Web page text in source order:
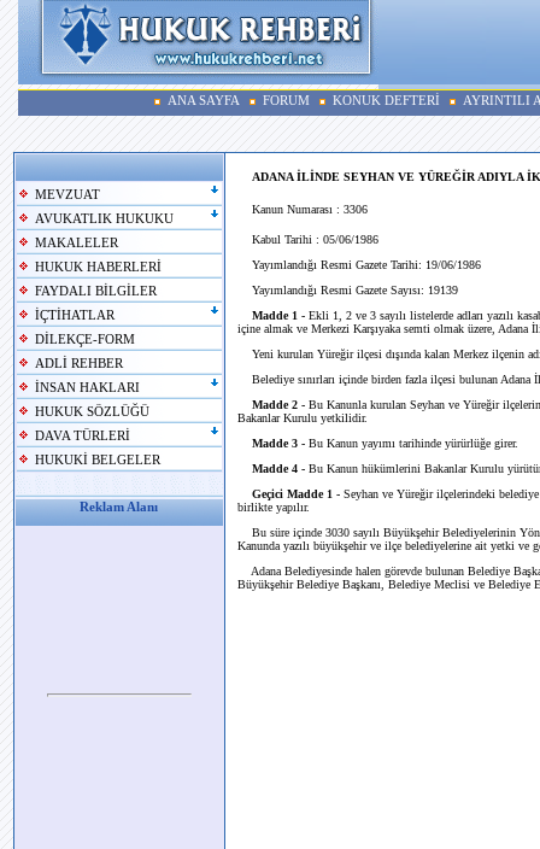
ANA SAYFA FORUM KONUK DEFTERİ AYRINTILI
MEVZUAT
AVUKATLIK HUKUKU
MAKALELER
HUKUK HABERLERİ
FAYDALI BİLGİLER
İÇTİHATLAR
DİLEKÇE-FORM
ADLİ REHBER
İNSAN HAKLARI
HUKUK SÖZLÜĞÜ
DAVA TÜRLERİ
HUKUKİ BELGELER
Reklam Alanı
ADANA İLİNDE SEYHAN VE YÜREĞİR ADIYLA
Kanun Numarası : 3306
Kabul Tarihi : 05/06/1986
Yayımlandığı Resmi Gazete Tarihi: 19/06/1986
Yayımlandığı Resmi Gazete Sayısı: 19139
Madde 1 - Ekli 1, 2 ve 3 sayılı listelerde adları yazılı
içine almak ve Merkezi Karşıyaka semti olmak üzere, Adana
Yeni kurulan Yüreğir ilçesi dışında kalan Merkez ilçenin
Belediye sınırları içinde birden fazla ilçesi bulunan Adana
Madde 2 - Bu Kanunla kurulan Seyhan ve Yüreğir
Bakanlar Kurulu yetkilidir.
Madde 3 - Bu Kanun yayımı tarihinde yürürlüğe girer.
Madde 4 - Bu Kanun hükümlerini Bakanlar Kurulu
Geçici Madde 1 - Seyhan ve Yüreğir ilçelerindeki
birlikte yapılır.
Bu süre içinde 3030 sayılı Büyükşehir Belediyelerinin
Kanunda yazılı büyükşehir ve ilçe belediyelerine ait yetki ve
Adana Belediyesinde halen görevde bulunan Belediye
Büyükşehir Belediye Başkanı, Belediye Meclisi ve Belediye